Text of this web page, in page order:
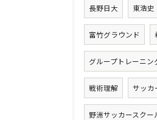
長野日大 東浩史
富竹グラウンド
グループトレーニン
戦術理解 サッカ
野洲サッカースクー